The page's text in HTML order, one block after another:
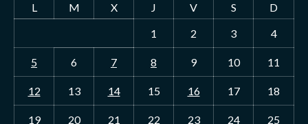
L
M X J V S
D
1
2 3 4
5 6 7 8 9 10 11
12 13 14 15 16 17 18
19 20 21 22 23 24 25